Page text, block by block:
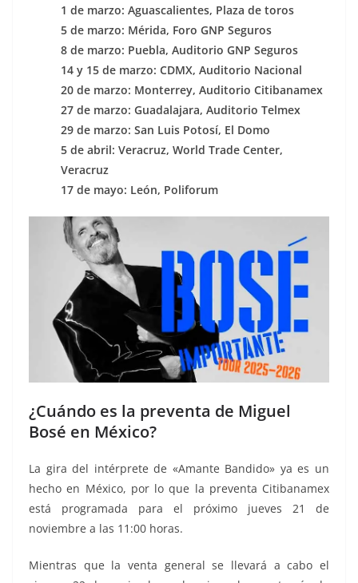
1 de marzo: Aguascalientes, Plaza de toros
5 de marzo: Mérida, Foro GNP Seguros
8 de marzo: Puebla, Auditorio GNP Seguros
14 y 15 de marzo: CDMX, Auditorio Nacional
20 de marzo: Monterrey, Auditorio Citibanamex
27 de marzo: Guadalajara, Auditorio Telmex
29 de marzo: San Luis Potosí, El Domo
5 de abril: Veracruz, World Trade Center,
Veracruz
17 de mayo: León, Poliforum
¿Cuándo es la preventa de Miguel
Bosé en México?
La gira del intérprete de «Amante Bandido» ya es un
hecho en México, por lo que la preventa Citibanamex
está programada para el próximo jueves 21 de
noviembre a las 11:00 horas.
Mientras que la venta general se llevará a cabo el